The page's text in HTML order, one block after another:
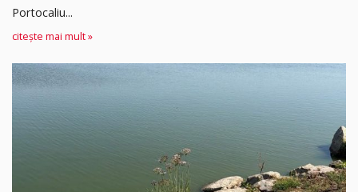
Portocaliu...
citește mai mult »